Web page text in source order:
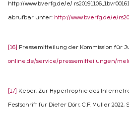
http://www.bverfg.de/e/
abrufbar unter: http://www.bverfg.de/e/
[16] Pressemitteilung der Kommission für
online.de/service/pressemitteilungen/
[17] Keber, Zur Hypertrophie des
Festschrift für Dieter Dörr, C.F. Müller 2022,